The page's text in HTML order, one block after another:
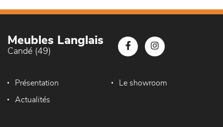
Meubles Langlais
Candé (49)
Présentation Le showroom
Actualités